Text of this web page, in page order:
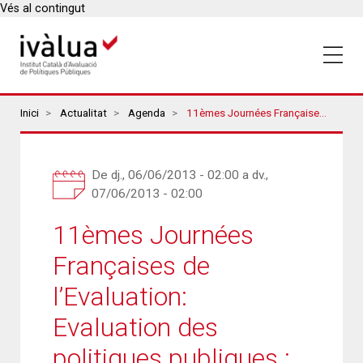
Vés al contingut
Breadcrumbs
Inici Actualitat Agenda 11èmes Journées Françaises De L’Evaluation: Evaluation Des Politiques Publiques : Etat(s) De L'Art Et Controverses
De dj., 06/06/2013 - 02:00 a dv.,
07/06/2013 - 02:00
11èmes Journées
Françaises de
l’Evaluation:
Evaluation des